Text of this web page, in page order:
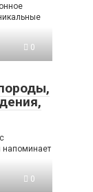
0
0